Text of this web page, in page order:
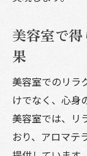
プロ
美容
美容
法
堺市の美
ケアの全貌
美容室で
果
美容室でのリラ
けでなく、心身
美容室では、リ
おり、アロマテ